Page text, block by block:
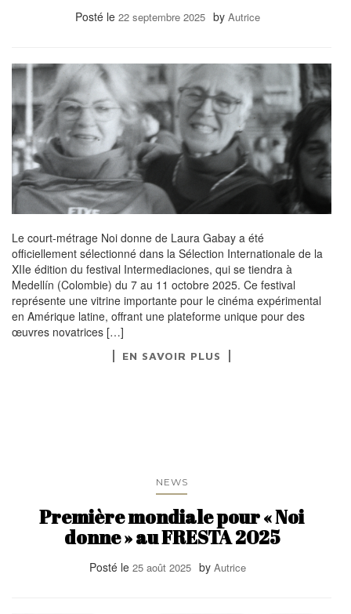
Posté le 22 septembre 2025 by Autrice
Le court-métrage Noi donne de Laura Gabay a été
officiellement sélectionné dans la Sélection Internationale de la
XIIe édition du festival Intermediaciones, qui se tiendra à
Medellín (Colombie) du 7 au 11 octobre 2025. Ce festival
représente une vitrine importante pour le cinéma expérimental
en Amérique latine, offrant une plateforme unique pour des
œuvres novatrices […]
EN SAVOIR PLUS
NEWS
Première mondiale pour « Noi
donne » au FRESTA 2025
Posté le 25 août 2025 by Autrice